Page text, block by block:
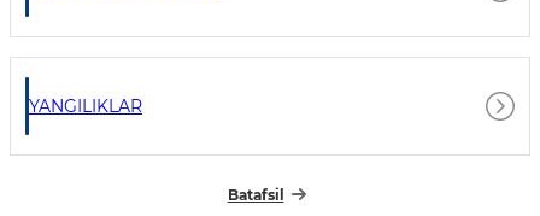
YANGILIKLAR
Batafsil